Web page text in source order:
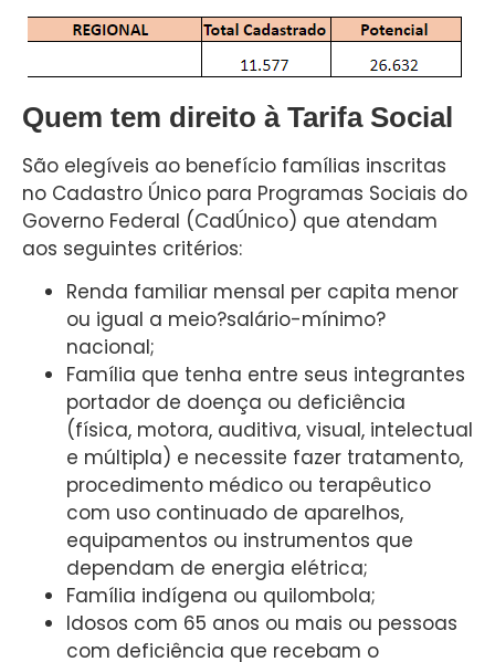
Quem tem direito à Tarifa Social
São elegíveis ao benefício famílias inscritas
no Cadastro Único para Programas Sociais do
Governo Federal (CadÚnico) que atendam
aos seguintes critérios:
Renda familiar mensal per capita menor
ou igual a meio?salário-mínimo?
nacional;
Família que tenha entre seus integrantes
portador de doença ou deficiência
(física, motora, auditiva, visual, intelectual
e múltipla) e necessite fazer tratamento,
procedimento médico ou terapêutico
com uso continuado de aparelhos,
equipamentos ou instrumentos que
dependam de energia elétrica;
Família indígena ou quilombola;
Idosos com 65 anos ou mais ou pessoas
com deficiência que recebam o